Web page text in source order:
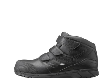
テニス／ソフト